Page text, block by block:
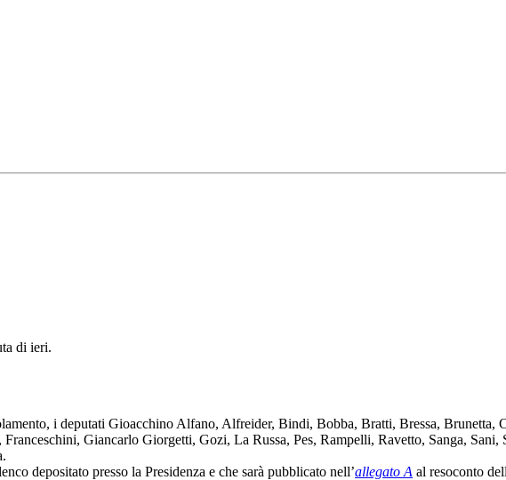
di ieri.
i deputati Gioacchino Alfano, Alfreider, Bindi, Bobba, Bratti, Bressa, Brunetta,
Giancarlo Giorgetti, Gozi, La Russa, Pes, Rampelli, Ravetto, Sanga, Sani,
depositato presso la Presidenza e che sarà pubblicato nell’allegato A al resoconto